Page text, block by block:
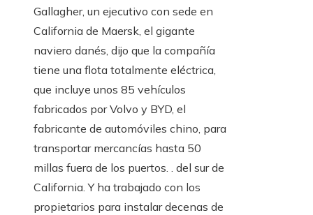
Gallagher, un ejecutivo con sede en
California de Maersk, el gigante
naviero danés, dijo que la compañía
tiene una flota totalmente eléctrica,
que incluye unos 85 vehículos
fabricados por Volvo y BYD, el
fabricante de automóviles chino, para
transportar mercancías hasta 50
millas fuera de los puertos. . del sur de
California. Y ha trabajado con los
propietarios para instalar decenas de